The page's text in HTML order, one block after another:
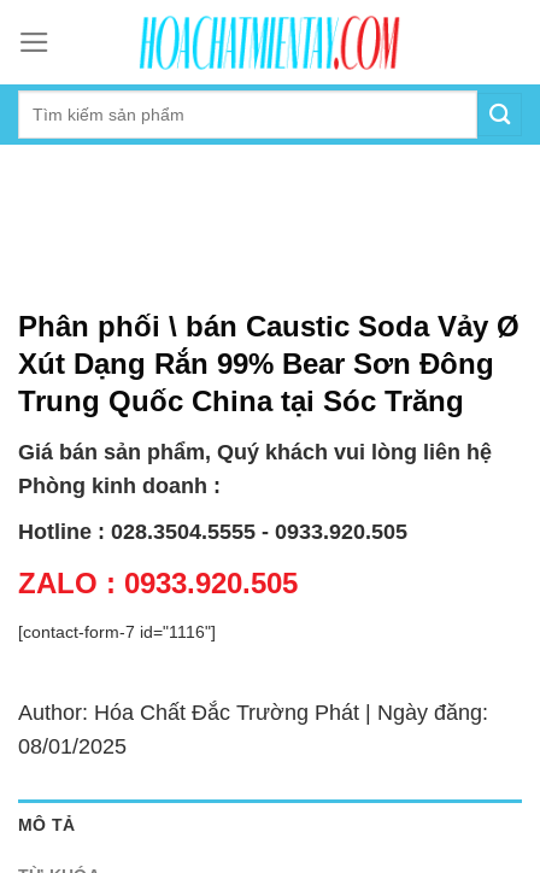
content
Phân phối \ bán Caustic Soda Vảy Ø
Xút Dạng Rắn 99% Bear Sơn Đông
Trung Quốc China tại Sóc Trăng
Giá bán sản phẩm, Quý khách vui lòng liên hệ
Phòng kinh doanh :
Hotline : 028.3504.5555 - 0933.920.505
ZALO : 0933.920.505
[contact-form-7 id="1116"]
Author: Hóa Chất Đắc Trường Phát | Ngày đăng:
08/01/2025
MÔ TẢ